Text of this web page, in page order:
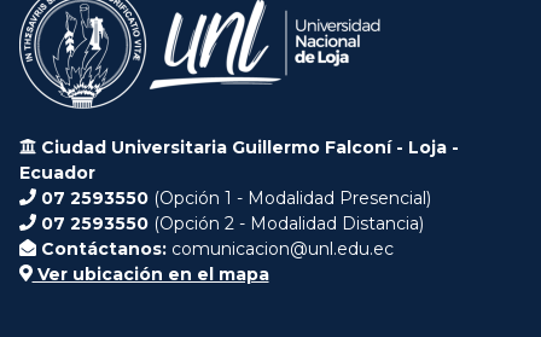
Ciudad Universitaria Guillermo Falconí - Loja -
Ecuador
07 2593550 (Opción 1 - Modalidad Presencial)
07 2593550 (Opción 2 - Modalidad Distancia)
Contáctanos: comunicacion@unl.edu.ec
Ver ubicación en el mapa